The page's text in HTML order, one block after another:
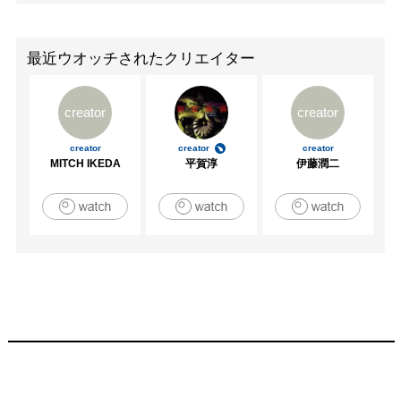
最近ウオッチされたクリエイター
creator
creator
MITCH IKEDA
creator
平賀淳
creator
creator
伊藤潤二